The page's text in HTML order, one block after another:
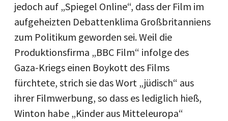
jedoch auf „Spiegel Online“, dass der Film im
aufgeheizten Debattenklima Großbritanniens
zum Politikum geworden sei. Weil die
Produktionsfirma „BBC Film“ infolge des
Gaza-Kriegs einen Boykott des Films
fürchtete, strich sie das Wort „jüdisch“ aus
ihrer Filmwerbung, so dass es lediglich hieß,
Winton habe „Kinder aus Mitteleuropa“